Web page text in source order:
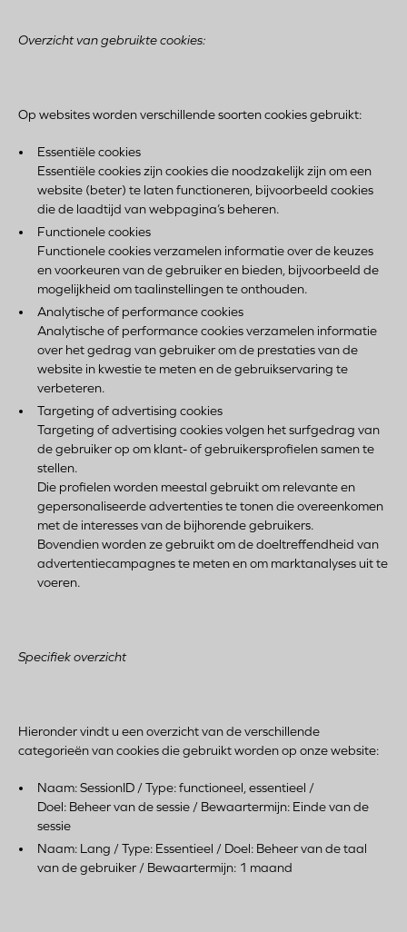
Overzicht van gebruikte cookies:
Op websites worden verschillende soorten cookies gebruikt:
Essentiële cookies
Essentiële cookies zijn cookies die noodzakelijk zijn om een
website (beter) te laten functioneren, bijvoorbeeld cookies
die de laadtijd van webpagina’s beheren.
Functionele cookies
Functionele cookies verzamelen informatie over de keuzes
en voorkeuren van de gebruiker en bieden, bijvoorbeeld de
mogelijkheid om taalinstellingen te onthouden.
Analytische of performance cookies
Analytische of performance cookies verzamelen informatie
over het gedrag van gebruiker om de prestaties van de
website in kwestie te meten en de gebruikservaring te
verbeteren.
Targeting of advertising cookies
Targeting of advertising cookies volgen het surfgedrag van
de gebruiker op om klant- of gebruikersprofielen samen te
stellen.
Die profielen worden meestal gebruikt om relevante en
gepersonaliseerde advertenties te tonen die overeenkomen
met de interesses van de bijhorende gebruikers.
Bovendien worden ze gebruikt om de doeltreffendheid van
advertentiecampagnes te meten en om marktanalyses uit te
voeren.
Specifiek overzicht
Hieronder vindt u een overzicht van de verschillende
categorieën van cookies die gebruikt worden op onze website:
Naam: SessionID / Type: functioneel, essentieel /
Doel: Beheer van de sessie / Bewaartermijn: Einde van de
sessie
Naam: Lang / Type: Essentieel / Doel: Beheer van de taal
van de gebruiker / Bewaartermijn: 1 maand